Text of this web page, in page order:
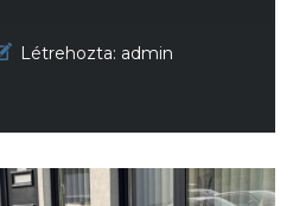
Létrehozta: admin